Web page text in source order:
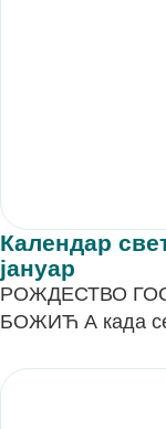
Календар
јануар
РОЖДЕСТВО
БОЖИЋ А када